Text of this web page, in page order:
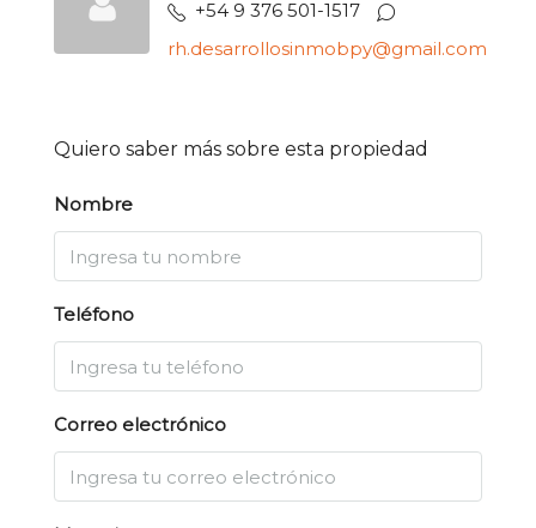
+54 9 376 501-1517
rh.desarrollosinmobpy@gmail.com
Quiero saber más sobre esta propiedad
Nombre
Teléfono
Correo electrónico